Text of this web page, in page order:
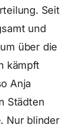
Seit
und
über die
kämpft
Anja
Städten
Nur blinder